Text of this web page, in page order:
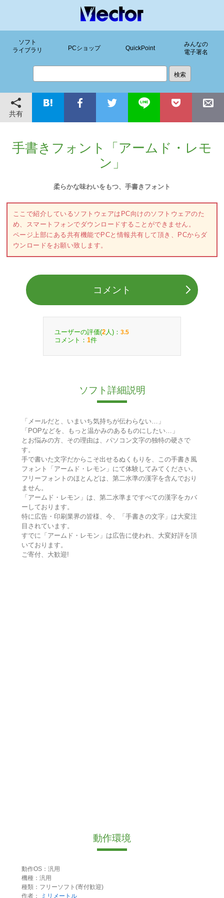
ソフト
ライブラリ
PCショップ QuickPoint
みんなの
電子署名
共有
手書きフォント「アームド・レモ
ン」
柔らかな味わいをもつ、手書きフォント
ここで紹介しているソフトウェアはPC向けのソフトウェアのた
め、スマートフォンでダウンロードすることができません。
ページ上部にある共有機能でPCと情報共有して頂き、PCからダ
ウンロードをお願い致します。
コメント
ユーザーの評価(2 人)： 3.5
コメント： 1件
ソフト詳細説明
「メールだと、いまいち気持ちが伝わらない…」
「POPなどを、もっと温かみのあるものにしたい…」
とお悩みの方、その理由は、パソコン文字の独特の硬さで
す。
手で書いた文字だからこそ出せるぬくもりを、この手書き風
フォント「アームド・レモン」にて体験してみてください。
フリーフォントのほとんどは、第二水準の漢字を含んでおり
ません。
「アームド・レモン」は、第二水準まですべての漢字をカバ
ーしております。
特に広告・印刷業界の皆様、今、「手書きの文字」は大変注
目されています。
すでに「アームド・レモン」は広告に使われ、大変好評を頂
いております。
ご寄付、大歓迎!
動作環境
動作OS：汎用
機種：汎用
種類：フリーソフト(寄付歓迎)
作者：
ミリメートル